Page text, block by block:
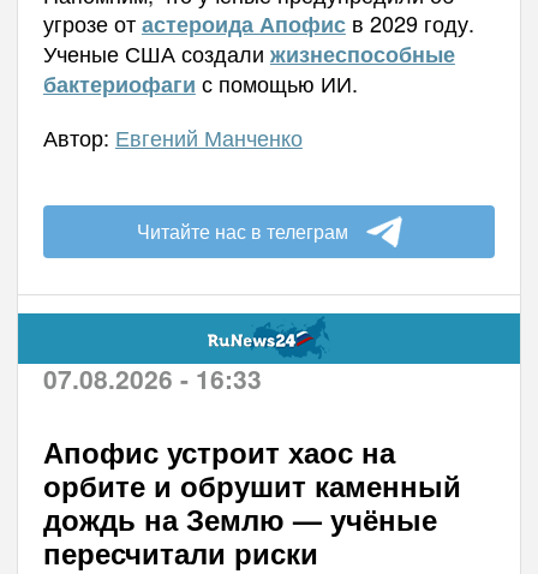
угрозе отастероида Апофисв 2029 году.
Ученые США создали жизнеспособные
бактериофаги с помощью ИИ.
Автор: Евгений Манченко
Читайте нас в телеграм
07.08.2026 - 16:33
Апофис устроит хаос на
орбите и обрушит каменный
дождь на Землю — учёные
пересчитали риски